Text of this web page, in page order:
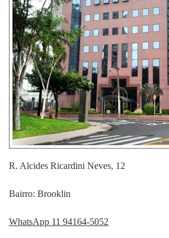
R. Alcides Ricardini Neves, 12
Bairro: Brooklin
WhatsApp 11 94164-5052